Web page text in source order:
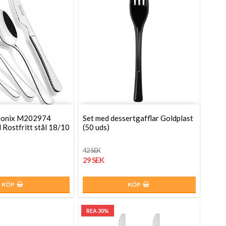
M202974
Rostfritt stål 18/10
KÖP
Set med dessertgafflar Goldplast
(50 uds)
42 SEK
29 SEK
KÖP
REA 30%